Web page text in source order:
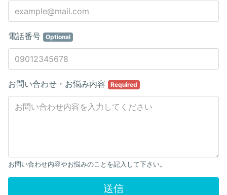
電話番号 Optional
お問い合わせ・お悩み内容 Required
お問い合わせ内容やお悩みのことを記入して下さい。
送信